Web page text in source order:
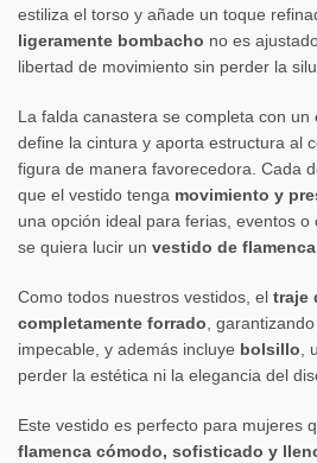
estiliza el torso y añade un toque
ligeramente bombacho no es
libertad de movimiento sin perder la
La falda canastera se completa con un
define la cintura y aporta estructura al
figura de manera favorecedora. Cada
que el vestido tenga movimiento y
una opción ideal para ferias, eventos o
se quiera lucir un vestido de
Como todos nuestros vestidos, el traje
completamente forrado,
impecable, y además incluye bolsillo,
perder la estética ni la elegancia del
Este vestido es perfecto para mujeres
flamenca cómodo, sofisticado y